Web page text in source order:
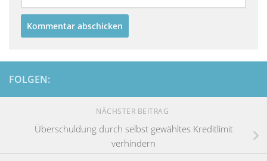
FOLGEN:
NÄCHSTER BEITRAG
Überschuldung durch selbst gewähltes Kreditlimit
verhindern